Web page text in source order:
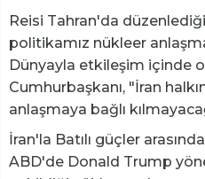
Reisi Tahran'da düzenlediği
politikamız nükleer
Dünyayla etkileşim içinde
Cumhurbaşkanı, "İran
anlaşmaya bağlı
İran'la Batılı güçler
ABD'de Donald Trump